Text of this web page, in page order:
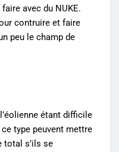
avec du NUKE.
contruire et faire
peu le champ de
étant difficile
type peuvent mettre
total s’ils se